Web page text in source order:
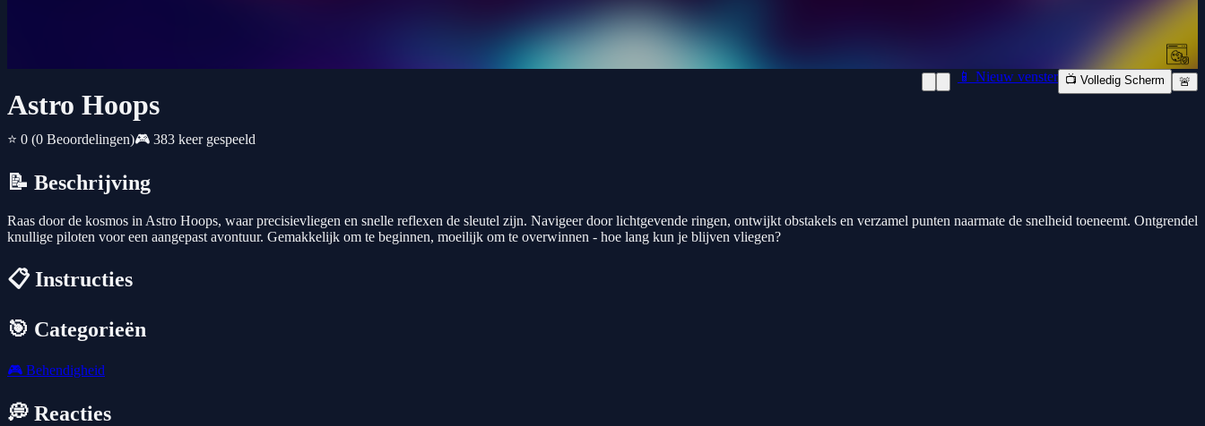
Astro Hoops
⭐ 0 (0 Beoordelingen)🎮 383 keer gespeeld
📱 Nieuw venster 📺 Volledig Scherm 🚨
📝 Beschrijving
Raas door de kosmos in Astro Hoops, waar precisievliegen en snelle reflexen de sleutel zijn. Navigeer door lichtgevende ringen, ontwijkt obstakels en verzamel punten naarmate de snelheid toeneemt. Ontgrendel
knullige piloten voor een aangepast avontuur. Gemakkelijk om te beginnen, moeilijk om te overwinnen - hoe lang kun je blijven vliegen?
📋 Instructies
🎯 Categorieën
🎮 Behendigheid
💭 Reacties